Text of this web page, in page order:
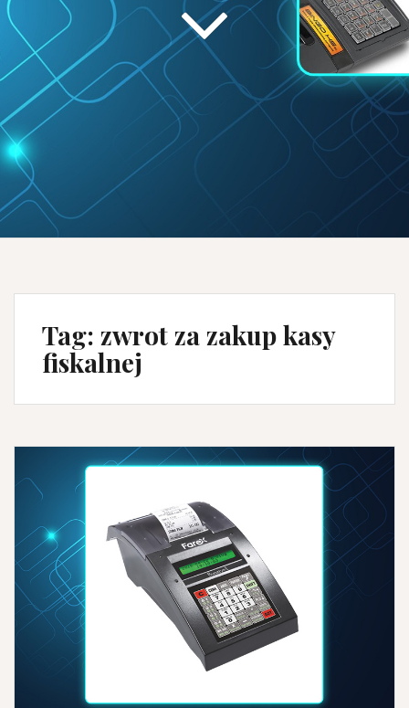
Tag: zwrot za zakup kasy
fiskalnej